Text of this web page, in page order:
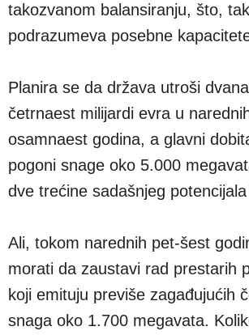
takozvanom balansiranju, što,
podrazumeva posebne
Planira se da država utroši
četrnaest milijardi evra u
osamnaest godina, a glavni
pogoni snage oko 5.000
dve trećine sadašnjeg
Ali, tokom narednih pet-šest
morati da zaustavi rad prestarih
koji emituju previše zagađujućih
snaga oko 1.700 megavata.